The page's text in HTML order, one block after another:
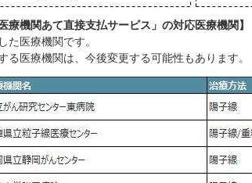
療機関あて直接支払サービス」の対応医療機関】
た医療機関です。
る医療機関は、今後変更する可能性もあります。